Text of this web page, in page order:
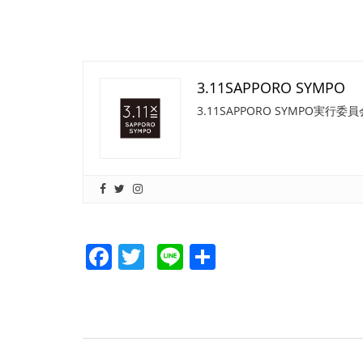
3.11SAPPORO SYMPO
3.11SAPPORO SYMPO実行委
Facebook
Twitter
Line